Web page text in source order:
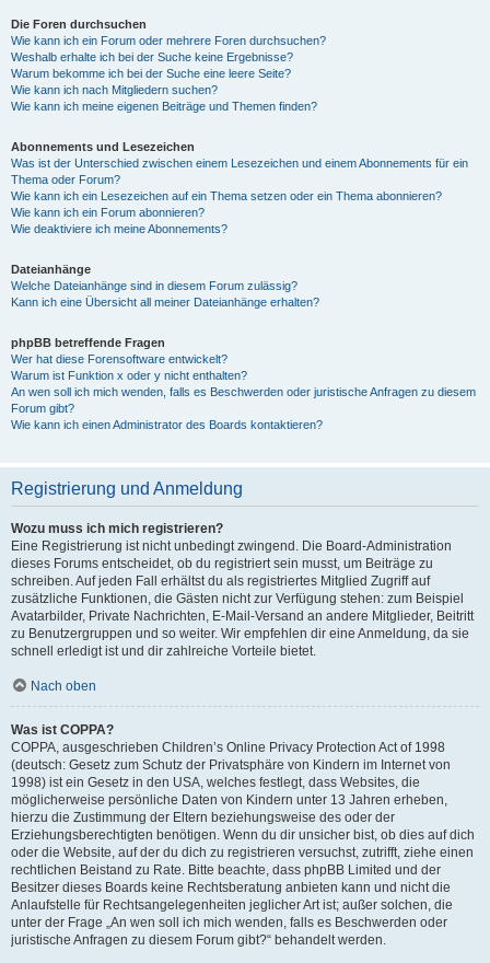
Die Foren durchsuchen
Wie kann ich ein Forum oder mehrere Foren durchsuchen?
Weshalb erhalte ich bei der Suche keine Ergebnisse?
Warum bekomme ich bei der Suche eine leere Seite?
Wie kann ich nach Mitgliedern suchen?
Wie kann ich meine eigenen Beiträge und Themen finden?
Abonnements und Lesezeichen
Was ist der Unterschied zwischen einem Lesezeichen und einem Abonnements für ein
Thema oder Forum?
Wie kann ich ein Lesezeichen auf ein Thema setzen oder ein Thema abonnieren?
Wie kann ich ein Forum abonnieren?
Wie deaktiviere ich meine Abonnements?
Dateianhänge
Welche Dateianhänge sind in diesem Forum zulässig?
Kann ich eine Übersicht all meiner Dateianhänge erhalten?
phpBB betreffende Fragen
Wer hat diese Forensoftware entwickelt?
Warum ist Funktion x oder y nicht enthalten?
An wen soll ich mich wenden, falls es Beschwerden oder juristische Anfragen zu diesem
Forum gibt?
Wie kann ich einen Administrator des Boards kontaktieren?
Registrierung und Anmeldung
Wozu muss ich mich registrieren?
Eine Registrierung ist nicht unbedingt zwingend. Die Board-Administration
dieses Forums entscheidet, ob du registriert sein musst, um Beiträge zu
schreiben. Auf jeden Fall erhältst du als registriertes Mitglied Zugriff auf
zusätzliche Funktionen, die Gästen nicht zur Verfügung stehen: zum Beispiel
Avatarbilder, Private Nachrichten, E-Mail-Versand an andere Mitglieder, Beitritt
zu Benutzergruppen und so weiter. Wir empfehlen dir eine Anmeldung, da sie
schnell erledigt ist und dir zahlreiche Vorteile bietet.
Nach oben
Was ist COPPA?
COPPA, ausgeschrieben Children’s Online Privacy Protection Act of 1998
(deutsch: Gesetz zum Schutz der Privatsphäre von Kindern im Internet von
1998) ist ein Gesetz in den USA, welches festlegt, dass Websites, die
möglicherweise persönliche Daten von Kindern unter 13 Jahren erheben,
hierzu die Zustimmung der Eltern beziehungsweise des oder der
Erziehungsberechtigten benötigen. Wenn du dir unsicher bist, ob dies auf dich
oder die Website, auf der du dich zu registrieren versuchst, zutrifft, ziehe einen
rechtlichen Beistand zu Rate. Bitte beachte, dass phpBB Limited und der
Besitzer dieses Boards keine Rechtsberatung anbieten kann und nicht die
Anlaufstelle für Rechtsangelegenheiten jeglicher Art ist; außer solchen, die
unter der Frage „An wen soll ich mich wenden, falls es Beschwerden oder
juristische Anfragen zu diesem Forum gibt?“ behandelt werden.